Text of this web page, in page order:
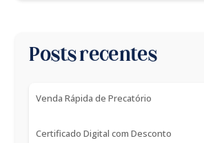
Posts recentes
Venda Rápida de Precatório
Certificado Digital com Desconto